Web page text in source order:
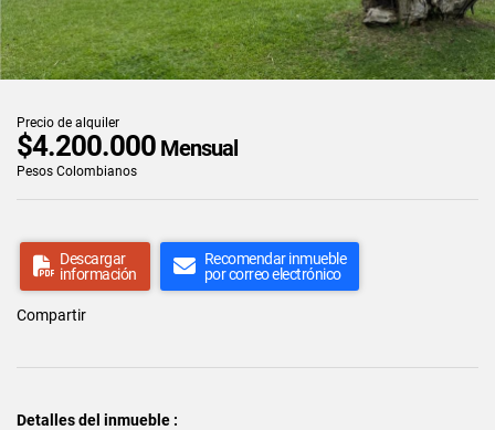
Precio de alquiler
$4.200.000 Mensual
Pesos Colombianos
Descargar
información
Recomendar inmueble
por correo electrónico
Compartir
Detalles del inmueble :